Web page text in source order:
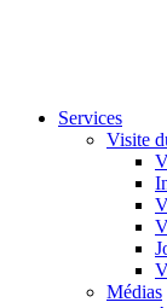
Services
Visite
Médias